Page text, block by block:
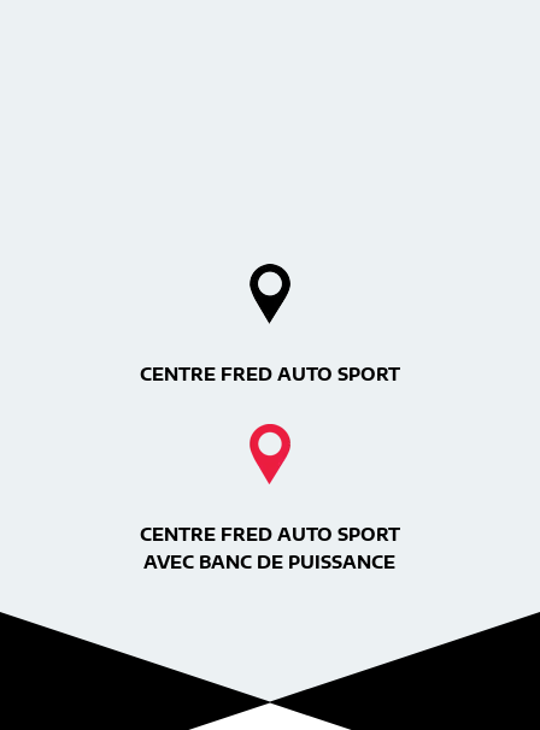
CENTRE FRED AUTO SPORT
CENTRE FRED AUTO SPORT
AVEC BANC DE PUISSANCE